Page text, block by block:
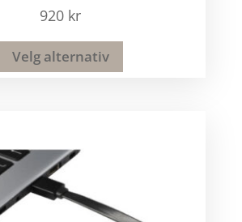
920 kr
Velg alternativ